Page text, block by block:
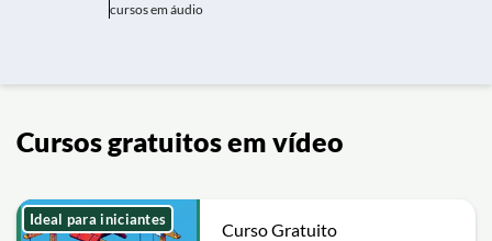
cursos em áudio
Cursos gratuitos em vídeo
Curso Gratuito
Ideal para iniciantes